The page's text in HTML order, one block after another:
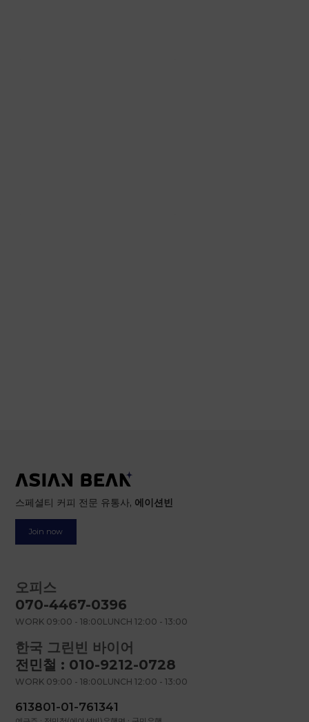
스페셜티 커피 전문 유통사, 에이션빈
Join now
오피스
070-4467-0396
WORK 09:00 - 18:00LUNCH 12:00 - 13:00
한국 그린빈 바이어
전민철 : 010-9212-0728
WORK 09:00 - 18:00LUNCH 12:00 - 13:00
613801-01-761341